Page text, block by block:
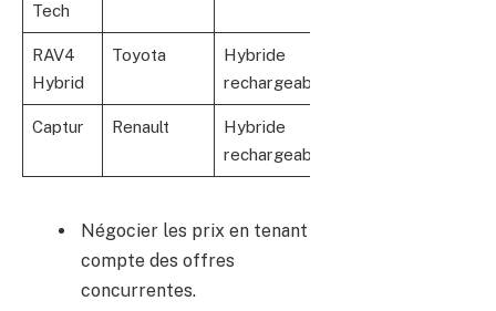
Tech
RAV4
Hybrid
Toyota
Hybride
rechargeable
Captur Renault
Hybride
rechargeable
Négocier les prix en tenant
compte des offres
concurrentes.